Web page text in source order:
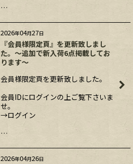
…
2026年04月27日
『会員様限定頁』を更新致しまし
た。～追加で新入荷6点掲載してお
ります～
会員様限定頁を更新致しました。
会員IDにログインの上ご覧下さいま
せ。
→ログイン
…
2026年04月26日